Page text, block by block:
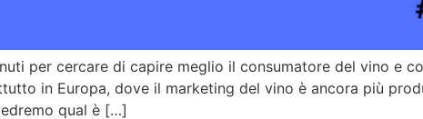
per cercare di capire meglio il consumatore del vino e
in Europa, dove il marketing del vino è ancora più
qual è […]